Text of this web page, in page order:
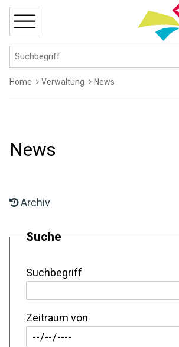
Navigieren in
Schnellnavigation
Hauptnavigation
Suchbegriff
Breadcrumb
Home Verwaltung News
News
Archiv
Suche
Suchbegriff
Zeitraum von